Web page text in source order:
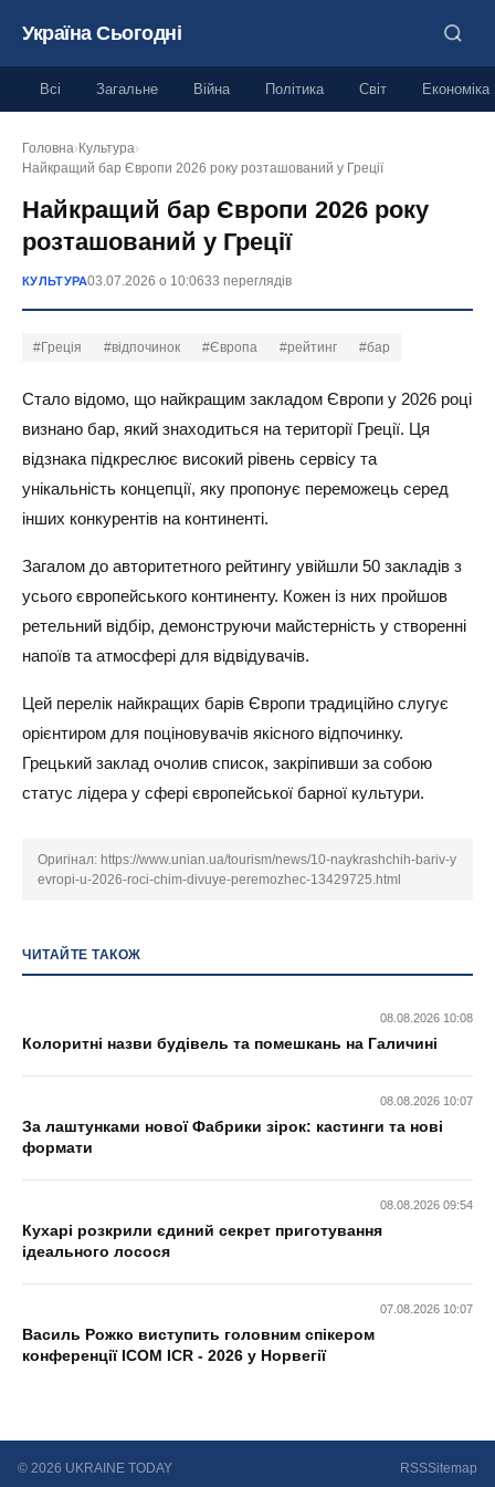
Україна Сьогодні
Всі Загальне Війна Політика Світ Економіка
Головна› Культура›
Найкращий бар Європи 2026 року розташований у Греції
Найкращий бар Європи 2026 року
розташований у Греції
КУЛЬТУРА03.07.2026 о 10:0633 переглядів
#Греція #відпочинок #Європа #рейтинг #бар
Стало відомо, що найкращим закладом Європи у 2026 році
визнано бар, який знаходиться на території Греції. Ця
відзнака підкреслює високий рівень сервісу та
унікальність концепції, яку пропонує переможець серед
інших конкурентів на континенті.
Загалом до авторитетного рейтингу увійшли 50 закладів з
усього європейського континенту. Кожен із них пройшов
ретельний відбір, демонструючи майстерність у створенні
напоїв та атмосфері для відвідувачів.
Цей перелік найкращих барів Європи традиційно слугує
орієнтиром для поціновувачів якісного відпочинку.
Грецький заклад очолив список, закріпивши за собою
статус лідера у сфері європейської барної культури.
Оригінал: https://www.unian.ua/tourism/news/10-naykrashchih-bariv-y
evropi-u-2026-roci-chim-divuye-peremozhec-13429725.html
ЧИТАЙТЕ ТАКОЖ
08.08.2026 10:08
Колоритні назви будівель та помешкань на Галичині
08.08.2026 10:07
За лаштунками нової Фабрики зірок: кастинги та нові
формати
08.08.2026 09:54
Кухарі розкрили єдиний секрет приготування
ідеального лосося
07.08.2026 10:07
Василь Рожко виступить головним спікером
конференції ICOM ICR - 2026 у Норвегії
© 2026 UKRAINE TODAY RSSSitemap